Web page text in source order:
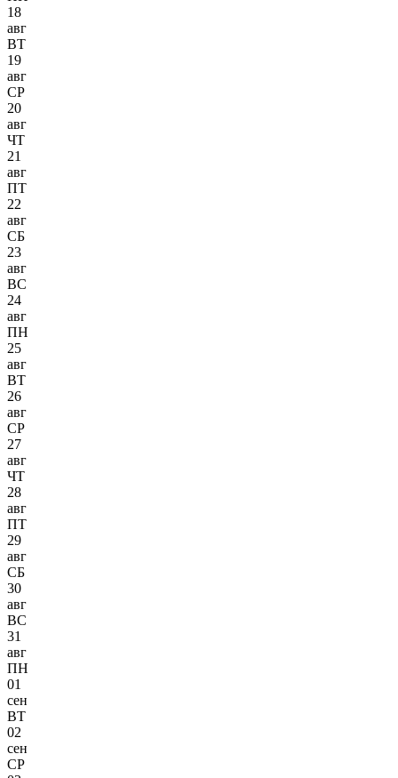
18
авг
ВТ
19
авг
СР
20
авг
ЧТ
21
авг
ПТ
22
авг
СБ
23
авг
ВС
24
авг
ПН
25
авг
ВТ
26
авг
СР
27
авг
ЧТ
28
авг
ПТ
29
авг
СБ
30
авг
ВС
31
авг
ПН
01
сен
ВТ
02
сен
СР